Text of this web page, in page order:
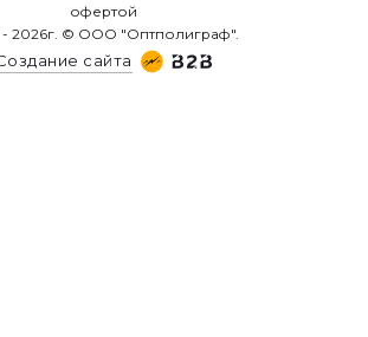
офертой
- 2026г. © ООО "Оптполиграф".
сайта